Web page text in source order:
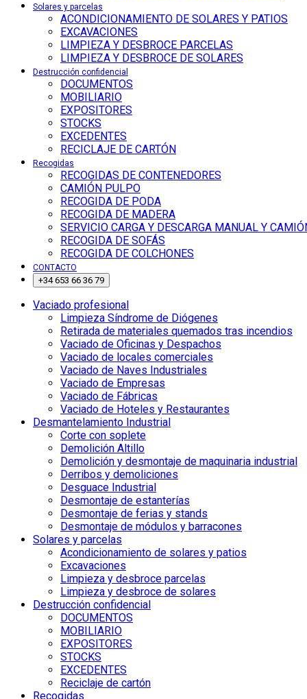
Solares y parcelas
ACONDICIONAMIENTO DE SOLARES Y PATIOS
EXCAVACIONES
LIMPIEZA Y DESBROCE PARCELAS
LIMPIEZA Y DESBROCE DE SOLARES
Destrucción confidencial
DOCUMENTOS
MOBILIARIO
EXPOSITORES
STOCKS
EXCEDENTES
RECICLAJE DE CARTÓN
Recogidas
RECOGIDAS DE CONTENEDORES
CAMIÓN PULPO
RECOGIDA DE PODA
RECOGIDA DE MADERA
SERVICIO CARGA Y DESCARGA MANUAL Y
RECOGIDA DE SOFÁS
RECOGIDA DE COLCHONES
CONTACTO
+34 653 66 36 79
Vaciado profesional
Limpieza Síndrome de Diógenes
Retirada de materiales quemados tras incendios
Vaciado de Oficinas y Despachos
Vaciado de locales comerciales
Vaciado de Naves Industriales
Vaciado de Empresas
Vaciado de Fábricas
Vaciado de Hoteles y Restaurantes
Desmantelamiento Industrial
Corte con soplete
Demolición Altillo
Demolición y desmontaje de maquinaria industrial
Derribos y demoliciones
Desguace Industrial
Desmontaje de estanterías
Desmontaje de ferias y stands
Desmontaje de módulos y barracones
Solares y parcelas
Acondicionamiento de solares y patios
Excavaciones
Limpieza y desbroce parcelas
Limpieza y desbroce de solares
Destrucción confidencial
DOCUMENTOS
MOBILIARIO
EXPOSITORES
STOCKS
EXCEDENTES
Reciclaje de cartón
Recogidas